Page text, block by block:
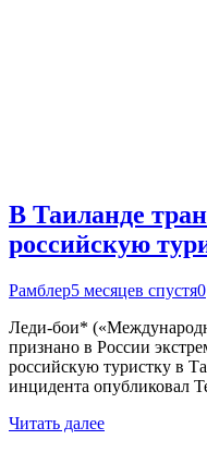
В Таиланде
российскую
Рамблер5 месяцев спустя0
Леди-бои*
признано в России
российскую туристку в
инцидента опубликовал
Читать далее